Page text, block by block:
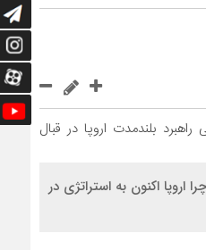
اروپا اکنون به استراتژی در